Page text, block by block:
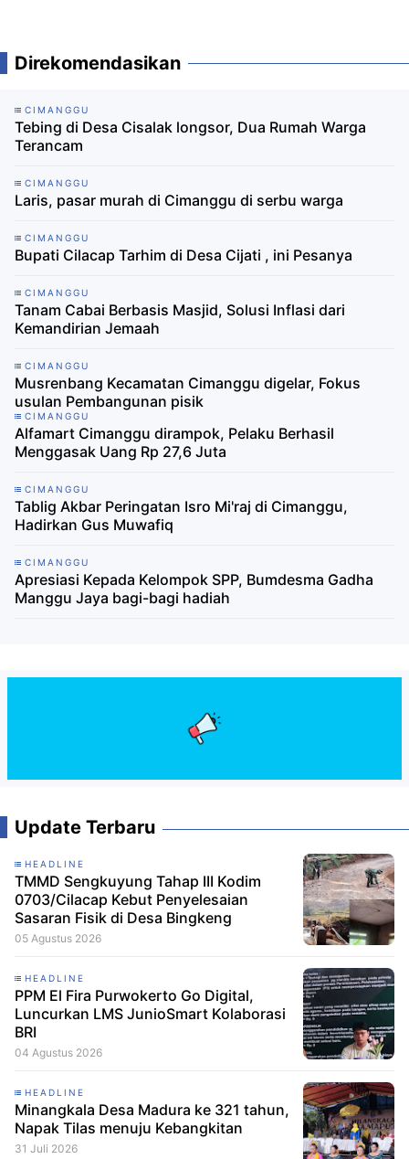
Direkomendasikan
CIMANGGU
Tebing di Desa Cisalak longsor, Dua Rumah Warga
Terancam
CIMANGGU
Laris, pasar murah di Cimanggu di serbu warga
CIMANGGU
Bupati Cilacap Tarhim di Desa Cijati , ini Pesanya
CIMANGGU
Tanam Cabai Berbasis Masjid, Solusi Inflasi dari
Kemandirian Jemaah
CIMANGGU
Musrenbang Kecamatan Cimanggu digelar, Fokus
usulan Pembangunan pisik
CIMANGGU
Alfamart Cimanggu dirampok, Pelaku Berhasil
Menggasak Uang Rp 27,6 Juta
CIMANGGU
Tablig Akbar Peringatan Isro Mi'raj di Cimanggu,
Hadirkan Gus Muwafiq
CIMANGGU
Apresiasi Kepada Kelompok SPP, Bumdesma Gadha
Manggu Jaya bagi-bagi hadiah
Update Terbaru
HEADLINE
TMMD Sengkuyung Tahap III Kodim
0703/Cilacap Kebut Penyelesaian
Sasaran Fisik di Desa Bingkeng
05 Agustus 2026
HEADLINE
PPM El Fira Purwokerto Go Digital,
Luncurkan LMS JunioSmart Kolaborasi
BRI
04 Agustus 2026
HEADLINE
Minangkala Desa Madura ke 321 tahun,
Napak Tilas menuju Kebangkitan
31 Juli 2026